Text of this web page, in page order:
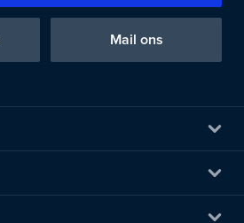
Mail ons